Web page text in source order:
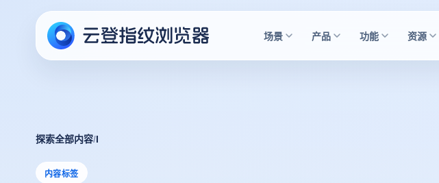
场景 产品 功能 资源
探索全部内容/I
内容标签